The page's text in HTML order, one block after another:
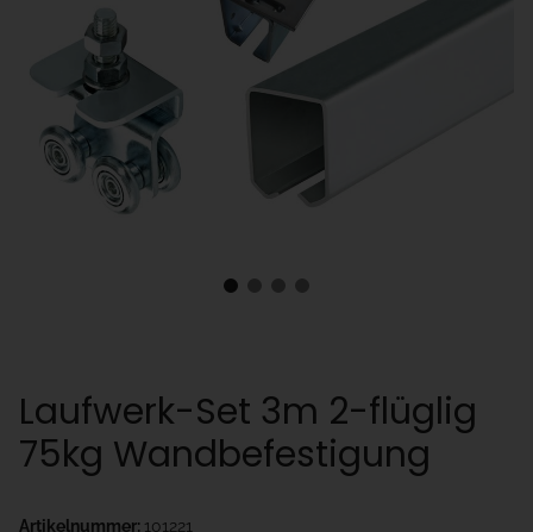
Laufwerk-Set 3m 2-flüglig
75kg Wandbefestigung
Artikelnummer: 101221